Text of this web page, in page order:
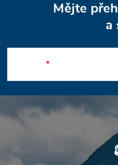
p
a
t
í
Mějte
a